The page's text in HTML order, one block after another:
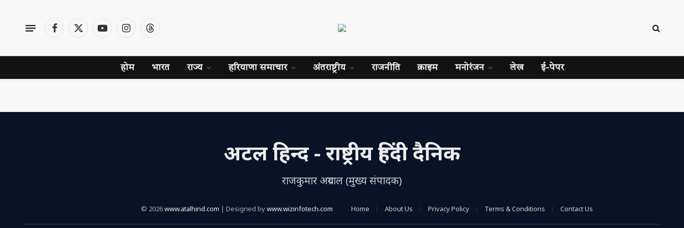
Facebook
X
YouTubeInstagramThreads
होम भारत राज्य हरियाणा समाचार अंतराष्ट्रीय राजनीति क्राइम मनोरंजन लेख ई-पेपर
अटल हिन्द - राष्ट्रीय हिंदी दैनिक
राजकुमार अग्रवाल (मुख्य संपादक)
© 2026www.atalhind.com | Designed bywww.wizinfotech.com Home About Us Privacy Policy Terms & Conditions Contact Us